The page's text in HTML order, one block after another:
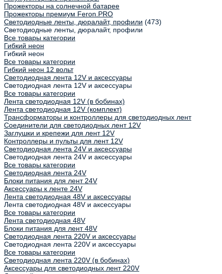
Прожекторы на солнечной батарее
Прожекторы премиум Feron.PRO
Светодиодные ленты, дюралайт, профили (473)
Светодиодные ленты, дюралайт, профили
Все товары категории
Гибкий неон
Гибкий неон
Все товары категории
Гибкий неон 12 вольт
Светодиодная лента 12V и аксессуары
Светодиодная лента 12V и аксессуары
Все товары категории
Лента светодиодная 12V (в бобинах)
Лента светодиодная 12V (комплект)
Трансформаторы и контроллеры для светодиодных лент
Соединители для светодиодных лент 12V
Заглушки и крепежи для лент 12V
Контроллеры и пульты для лент 12V
Светодиодная лента 24V и аксессуары
Светодиодная лента 24V и аксессуары
Все товары категории
Светодиодная лента 24V
Блоки питания для лент 24V
Аксессуары к ленте 24V
Лента светодиодная 48V и аксессуары
Лента светодиодная 48V и аксессуары
Все товары категории
Лента светодиодная 48V
Блоки питания для лент 48V
Светодиодная лента 220V и аксессуары
Светодиодная лента 220V и аксессуары
Все товары категории
Светодиодная лента 220V (в бобинах)
Аксессуары для светодиодных лент 220V